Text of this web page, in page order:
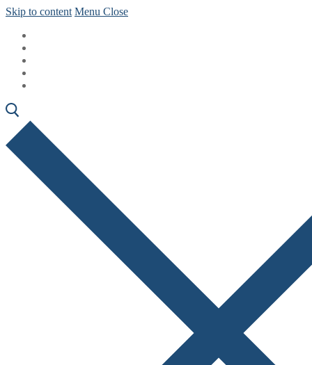
Skip to content Menu Close